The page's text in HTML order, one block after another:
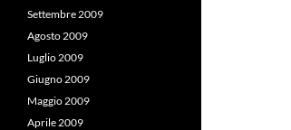
Settembre 2009
Agosto 2009
Luglio 2009
Giugno 2009
Maggio 2009
Aprile 2009